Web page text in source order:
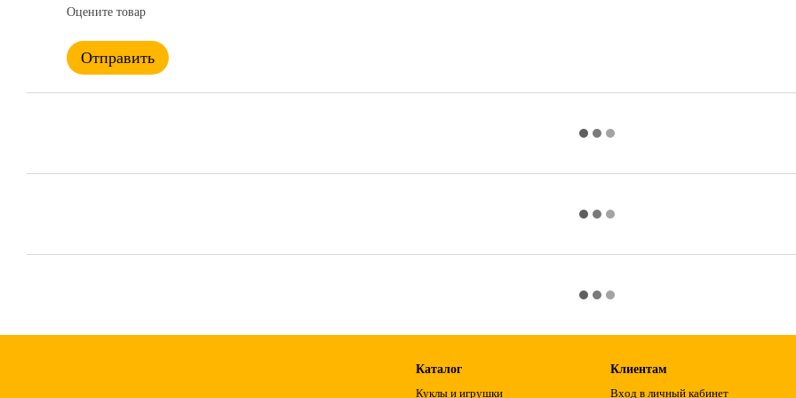
Оцените товар
Отправить
Каталог
Куклы и игрушки
Клиентам
Вход в личный кабинет